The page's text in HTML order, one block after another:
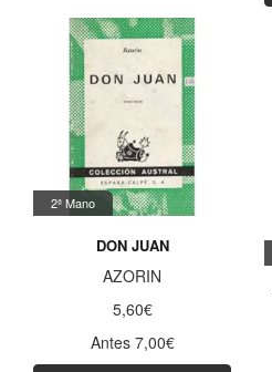
2ª Mano
DON JUAN
AZORIN
5,60€
Antes 7,00€